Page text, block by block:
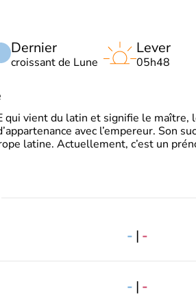
Dernier
croissant de Lune
Lever
05h48
qui vient du latin et signifie le maître,
avec l’empereur. Son
latine. Actuellement, c’est un
- | -
- | -